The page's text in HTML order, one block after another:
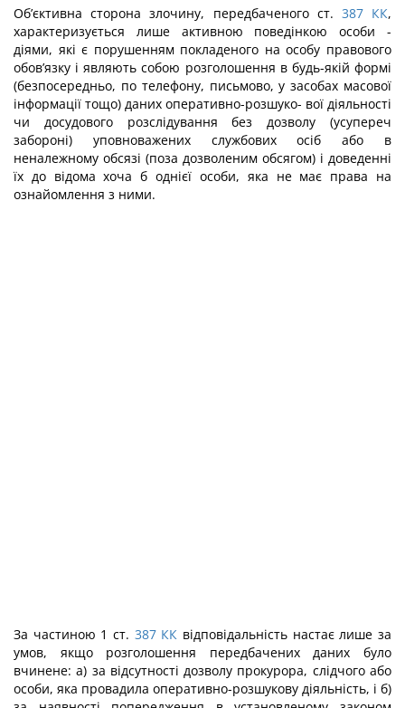
Об’єктивна сторона злочину, передбаченого ст. 387 КК,
характеризується лише активною поведінкою особи -
діями, які є порушенням покладеного на особу право­вого
обов’язку і являють собою розголошення в будь-якій формі
(безпосередньо, по телефону, письмово, у засобах масової
інформації тощо) даних оперативно-розшуко- вої діяльності
чи досудового розслідування без дозволу (усупереч
забороні) уповно­важених службових осіб або в
неналежному обсязі (поза дозволеним обсягом) і до­веденні
їх до відома хоча б однієї особи, яка не має права на
ознайомлення з ними.
За частиною 1 ст. 387 КК відповідальність настає лише за
умов, якщо розголошення передбачених даних було
вчинене: а) за відсутності дозволу прокурора, слідчого або
особи, яка провадила оперативно-розшукову діяльність, і б)